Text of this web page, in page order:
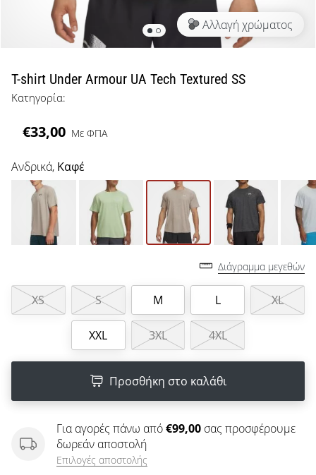
μπάσκετ
μπάσκετ
όπως
εμείς;
μαζί
ως
πρεσβευτής
της
μάρκας
μας.
Εμφάνιση
όλων των
Αλλαγή χρώματος
T-shirt Under Armour UA Tech Textured SS
Κατηγορία:
€33,00 Με ΦΠΑ
Ανδρικά, Καφέ
Διάγραμμα μεγεθών
XS S M L XL
XXL 3XL 4XL
Προσθήκη στο καλάθι
Για αγορές πάνω από€99,00 σας προσφέρουμε
δωρεάν αποστολή
Επιλογές αποστολής